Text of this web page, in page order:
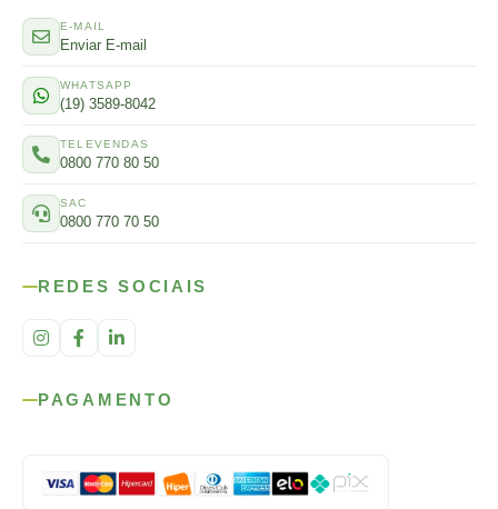
E-MAIL
Enviar E-mail
WHATSAPP
(19) 3589-8042
TELEVENDAS
0800 770 80 50
SAC
0800 770 70 50
REDES SOCIAIS
PAGAMENTO